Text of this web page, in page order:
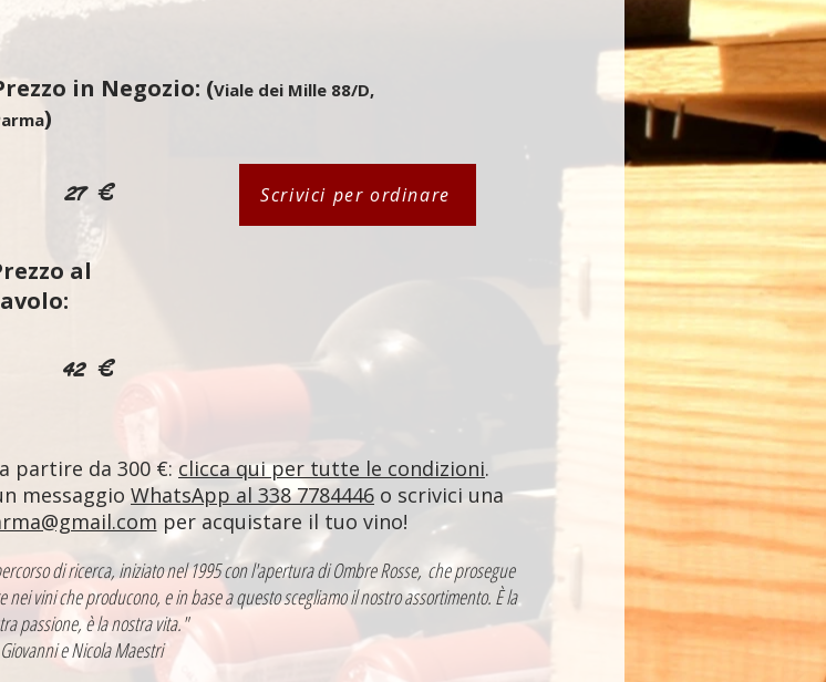
in Negozio: (Viale dei Mille 88/D,
)
27 € Scrivici per ordinare
al
42 €
partire da 300 €: clicca qui per tutte le condizioni.
messaggio WhatsApp al 338 7784446 o scrivici una
per acquistare il tuo vino!
di ricerca, iniziato nel 1995 con l'apertura di Ombre Rosse, che prosegue
vini che producono, e in base a questo scegliamo il nostro assortimento. È la
passione, è la nostra vita."
Giovanni e Nicola Maestri